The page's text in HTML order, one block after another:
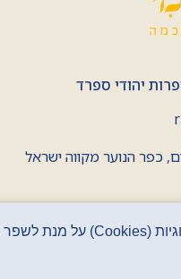
יהודי ספרד
כפר הנוער מקווה ישראל